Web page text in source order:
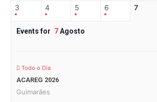
3 4 5 6 7
Events for 7Agosto
Todo o Dia
ACAREG 2026
Guimarães